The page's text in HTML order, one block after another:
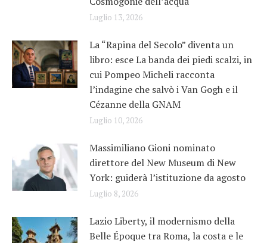
Luglio 13, 2026
La “Rapina del Secolo” diventa un
libro: esce La banda dei piedi scalzi, in
cui Pompeo Micheli racconta
l’indagine che salvò i Van Gogh e il
Cézanne della GNAM
Luglio 10, 2026
Massimiliano Gioni nominato
direttore del New Museum di New
York: guiderà l’istituzione da agosto
Luglio 8, 2026
Lazio Liberty, il modernismo della
Belle Époque tra Roma, la costa e le